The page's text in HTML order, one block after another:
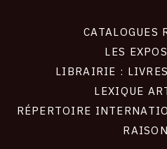
CATALOGUES
LES
LIBRAIRIE :
LEXIQUE
RÉPERTOIRE